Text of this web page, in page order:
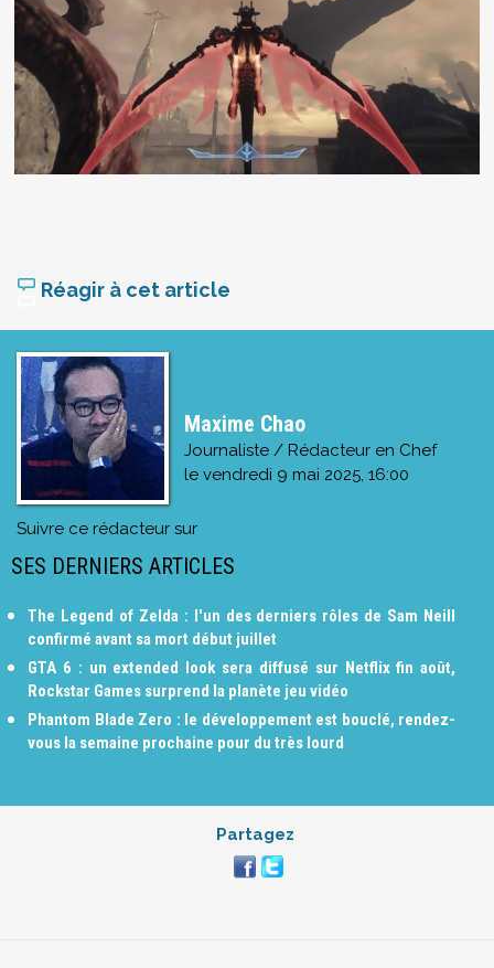
Réagir à cet article
Maxime Chao
Journaliste / Rédacteur en Chef
le vendredi 9 mai 2025, 16:00
Suivre ce rédacteur sur
SES DERNIERS ARTICLES
The Legend of Zelda : l'un des derniers rôles de Sam Neill
confirmé avant sa mort début juillet
GTA 6 : un extended look sera diffusé sur Netflix fin août,
Rockstar Games surprend la planète jeu vidéo
Phantom Blade Zero : le développement est bouclé, rendez-
vous la semaine prochaine pour du très lourd
Partagez